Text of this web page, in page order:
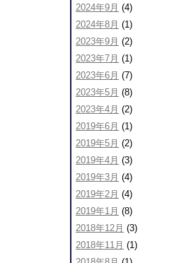
2024年9月 (4)
2024年8月 (1)
2023年9月 (2)
2023年7月 (1)
2023年6月 (7)
2023年5月 (8)
2023年4月 (2)
2019年6月 (1)
2019年5月 (2)
2019年4月 (3)
2019年3月 (4)
2019年2月 (4)
2019年1月 (8)
2018年12月 (3)
2018年11月 (1)